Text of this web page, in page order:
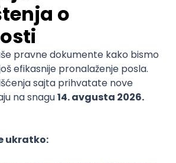
da saznamo više o ovom